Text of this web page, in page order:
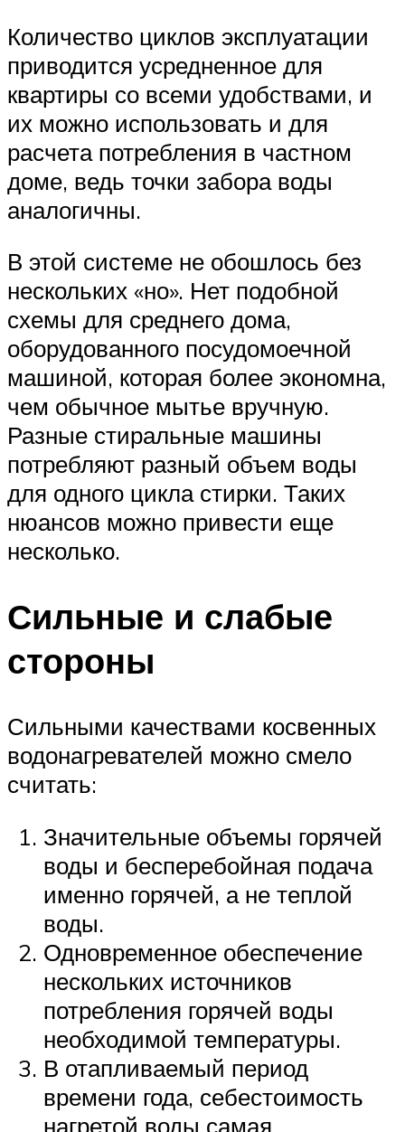
Количество циклов эксплуатации
приводится усредненное для
квартиры со всеми удобствами, и
их можно использовать и для
расчета потребления в частном
доме, ведь точки забора воды
аналогичны.
В этой системе не обошлось без
нескольких «но». Нет подобной
схемы для среднего дома,
оборудованного посудомоечной
машиной, которая более экономна,
чем обычное мытье вручную.
Разные стиральные машины
потребляют разный объем воды
для одного цикла стирки. Таких
нюансов можно привести еще
несколько.
Сильные и слабые
стороны
Сильными качествами косвенных
водонагревателей можно смело
считать:
Значительные объемы горячей
воды и бесперебойная подача
именно горячей, а не теплой
воды.
Одновременное обеспечение
нескольких источников
потребления горячей воды
необходимой температуры.
В отапливаемый период
времени года, себестоимость
нагретой воды самая